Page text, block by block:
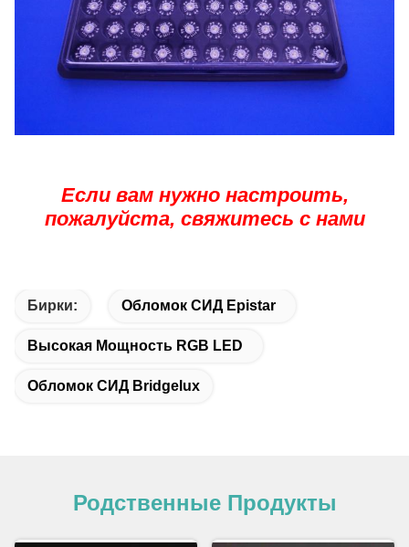
Если вам нужно настроить,
пожалуйста, свяжитесь с нами
Бирки: Обломок СИД Epistar
Высокая Мощность RGB LED
Обломок СИД Bridgelux
Родственные Продукты